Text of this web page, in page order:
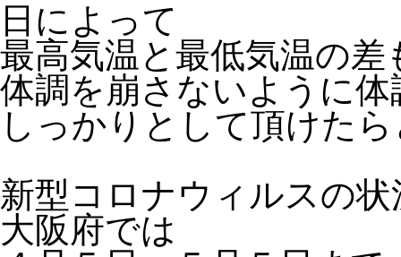
日によって
最高気温と最低気温の差
体調を崩さないように体
しっかりとして頂けた
新型コロナウィルスの
大阪府では